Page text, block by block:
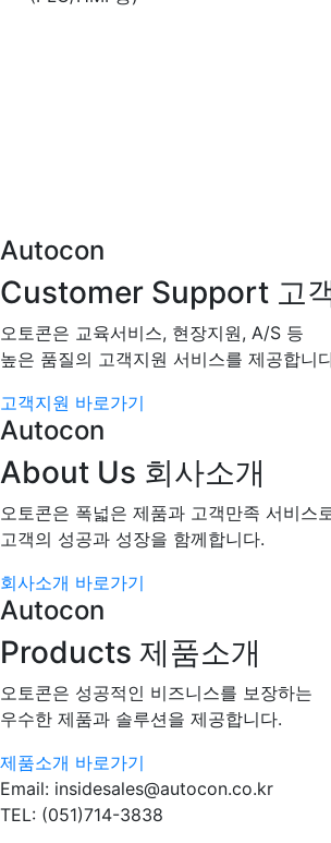
Autocon
Customer Support 고
오토콘은 교육서비스, 현장지원, A/S 등
높은 품질의 고객지원 서비스를 제공합니
고객지원 바로가기
Autocon
About Us 회사소개
오토콘은 폭넓은 제품과 고객만족 서비스
고객의 성공과 성장을 함께합니다.
회사소개 바로가기
Autocon
Products 제품소개
오토콘은 성공적인 비즈니스를 보장하는
우수한 제품과 솔루션을 제공합니다.
제품소개 바로가기
Email: insidesales@autocon.co.kr
TEL: (051)714-3838